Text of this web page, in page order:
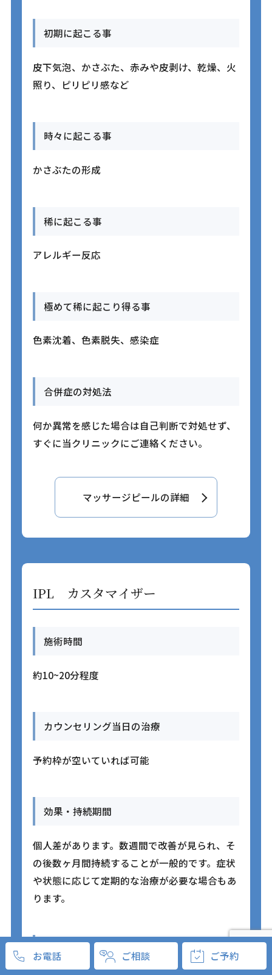
初期に起こる事
皮下気泡、かさぶた、赤みや皮剥け、乾燥、火
照り、ピリピリ感など
時々に起こる事
かさぶたの形成
稀に起こる事
アレルギー反応
極めて稀に起こり得る事
色素沈着、色素脱失、感染症
合併症の対処法
何か異常を感じた場合は自己判断で対処せず、
すぐに当クリニックにご連絡ください。
マッサージピールの詳細
IPL カスタマイザー
施術時間
約10~20分程度
カウンセリング当日の治療
予約枠が空いていれば可能
効果・持続期間
個人差があります。数週間で改善が見られ、そ
の後数ヶ月間持続することが一般的です。症状
や状態に応じて定期的な治療が必要な場合もあ
ります。
麻酔
お電話 ご相談 ご予約